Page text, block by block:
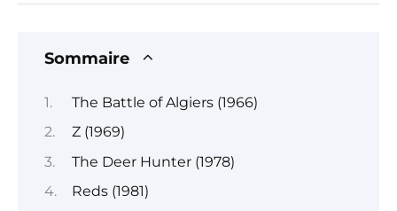
Sommaire
The Battle of Algiers (1966)
Z (1969)
The Deer Hunter (1978)
Reds (1981)